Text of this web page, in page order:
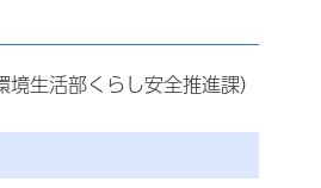
生活部くらし安全推進課）